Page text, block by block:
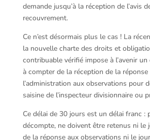
demande jusqu’à la réception de l’avis
recouvrement.
Ce n’est désormais plus le cas ! La
la nouvelle charte des droits et
contribuable vérifié impose à l’avenir
à compter de la réception de la réponse
l’administration aux observations pour
saisine de l’inspecteur divisionnaire ou
Ce délai de 30 jours est un délai franc :
décompte, ne doivent être retenus ni le
de la réponse aux observations ni le